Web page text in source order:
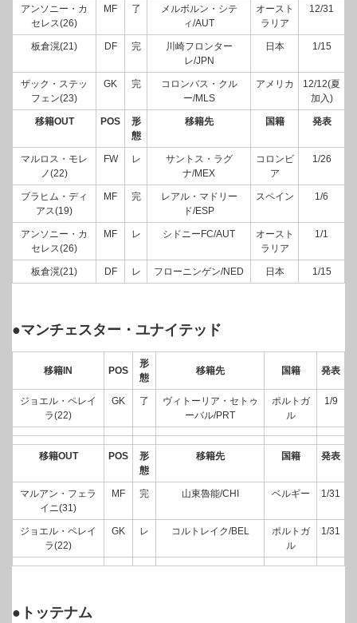
アンソニー・カ
セレス(26)
MF 了
メルボルン・シテ
ィ/AUT
オースト
ラリア
12/31
板倉滉(21) DF 完
川崎フロンター
レ/JPN
日本 1/15
ザック・ステッ
フェン(23)
GK 完
コロンバス・クル
ー/MLS
アメリカ
12/12(夏
加入)
移籍OUT POS
形
態
移籍先 国籍 発表
マルロス・モレ
ノ(22)
FW レ
サントス・ラグ
ナ/MEX
コロンビ
ア
1/26
ブラヒム・ディ
アス(19)
MF 完
レアル・マドリー
ド/ESP
スペイン 1/6
アンソニー・カ
セレス(26)
MF レ シドニーFC/AUT
オースト
ラリア
1/1
板倉滉(21) DF レ フローニンゲン/NED 日本 1/15
●マンチェスター・ユナイテッド
移籍IN POS
形
態
移籍先 国籍 発表
ジョエル・ペレイ
ラ(22)
GK 了
ヴィトーリア・セトゥ
ーバル/PRT
ポルトガ
ル
1/9
移籍OUT POS
形
態
移籍先 国籍 発表
マルアン・フェラ
イニ(31)
MF 完 山東魯能/CHI ベルギー 1/31
ジョエル・ペレイ
ラ(22)
GK レ コルトレイク/BEL
ポルトガ
ル
1/31
●トッテナム